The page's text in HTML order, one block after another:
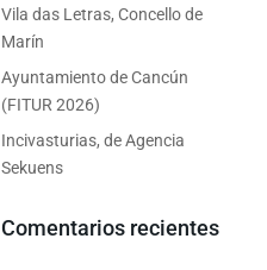
Vila das Letras, Concello de
Marín
Ayuntamiento de Cancún
(FITUR 2026)
Incivasturias, de Agencia
Sekuens
Comentarios recientes